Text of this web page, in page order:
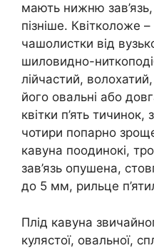
мають нижню
пізніше. Квітколоже
чашолистки від
шиловидно-
лійчастий,
його овальні або
квітки п’ять
чотири попарно
кавуна поодинокі,
зав’язь опушена,
до 5 мм, рильце
Плід кавуна
кулястої, овальної,